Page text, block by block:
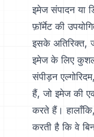
इमेज संपादन या
फ़ॉर्मेट की
इसके अतिरिक्त,
इमेज के लिए
संपीड़न
हैं, जो इमेज की
करते हैं।
करती है कि वे